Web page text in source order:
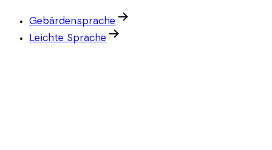
Gebärdensprache
Leichte Sprache